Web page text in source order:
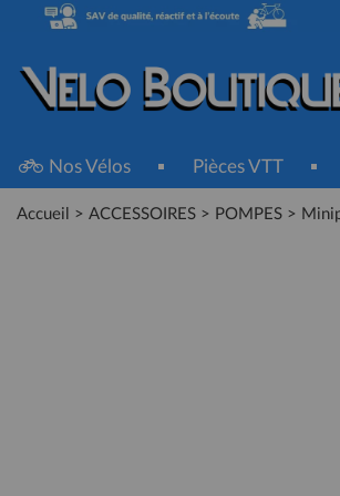
Nos Vélos Pièces VTT
Accueil > ACCESSOIRES > POMPES >